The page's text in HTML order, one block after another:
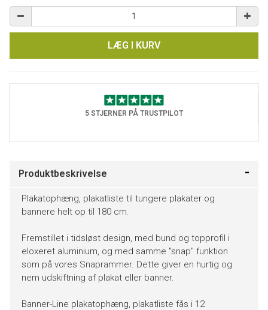
LÆG I KURV
5 STJERNER PÅ TRUSTPILOT
Produktbeskrivelse
Plakatophæng, plakatliste til tungere plakater og
bannere helt op til 180 cm.
Fremstillet i tidsløst design, med bund og topprofil i
eloxeret aluminium, og med samme "snap" funktion
som på vores Snaprammer. Dette giver en hurtig og
nem udskiftning af plakat eller banner.
Banner-Line plakatophæng, plakatliste fås i 12